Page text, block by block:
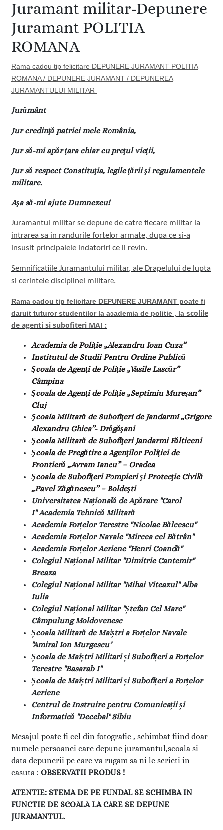
Juramant militar-Depunere
Juramant POLITIA
ROMANA
Rama cadou tip felicitare DEPUNERE JURAMANT POLITIA
ROMANA / DEPUNERE JURAMANT / DEPUNEREA
JURAMANTULUI MILITAR
Jurământ
Jur credinţă patriei mele România,
Jur să-mi apăr ţara chiar cu preţul vieţii,
Jur să respect Constituţia, legile ţării şi regulamentele
militare.
Aşa să-mi ajute Dumnezeu!
Juramantul militar se depune de catre fiecare militar la
intrarea sa in randurile fortelor armate, dupa ce si-a
insusit principalele indatoriri ce ii revin.
Semnificatiile Juramantului militar, ale Drapelului de lupta
si cerintele disciplinei militare.
Rama cadou tip felicitare DEPUNERE JURAMANT poate fi
daruit tuturor studentilor la academia de politie , la scolile
de agenti si subofiteri MAI :
Academia de Poliţie „Alexandru Ioan Cuza”
Institutul de Studii Pentru Ordine Publică
Şcoala de Agenţi de Poliţie „Vasile Lascăr”
Câmpina
Şcoala de Agenţi de Poliţie „Septimiu Mureşan”
Cluj
Şcoala Militară de Subofiţeri de Jandarmi „Grigore
Alexandru Ghica”- Drăgăşani
Şcoala Militară de Subofiţeri Jandarmi Fălticeni
Şcoala de Pregătire a Agenţilor Poliţiei de
Frontieră „Avram Iancu” – Oradea
Şcoala de Subofiţeri Pompieri şi Protecţie Civilă
„Pavel Zăgănescu” – Boldeşti
Universitatea Națională de Apărare "Carol
I" Academia Tehnică Militară
Academia Forțelor Terestre "Nicolae Bălcescu"
Academia Forțelor Navale "Mircea cel Bătrân"
Academia Forțelor Aeriene "Henri Coandă"
Colegiul Național Militar "Dimitrie Cantemir"
Breaza
Colegiul Național Militar "Mihai Viteazul" Alba
Iulia
Colegiul Național Militar "Ștefan Cel Mare"
Câmpulung Moldovenesc
Școala Militară de Maiștri a Forțelor Navale
"Amiral Ion Murgescu"
Școala de Maiștri Militari și Subofițeri a Forțelor
Terestre "Basarab I"
Școala de Maiștri Militari și Subofițeri a Forțelor
Aeriene
Centrul de Instruire pentru Comunicații și
Informatică "Decebal" Sibiu
Mesajul poate fi cel din fotografie , schimbat fiind doar
numele persoanei care depune juramantul,scoala si
data depunerii pe care va rugam sa ni le scrieti in
casuta : OBSERVATII PRODUS !
ATENTIE: STEMA DE PE FUNDAL SE SCHIMBA IN
FUNCTIE DE SCOALA LA CARE SE DEPUNE
JURAMANTUL.